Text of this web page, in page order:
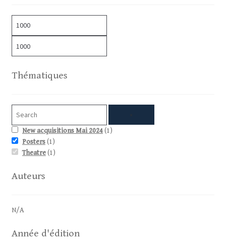
Thématiques
New acquisitions Mai 2024(1)
Posters(1)
Theatre(1)
Auteurs
N/A
Année d'édition